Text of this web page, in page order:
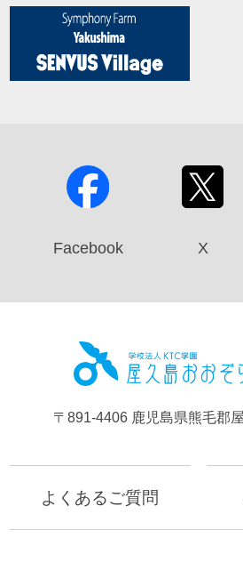
Facebook X
〒891-4406 鹿児島県熊毛郡
よくあるご質問